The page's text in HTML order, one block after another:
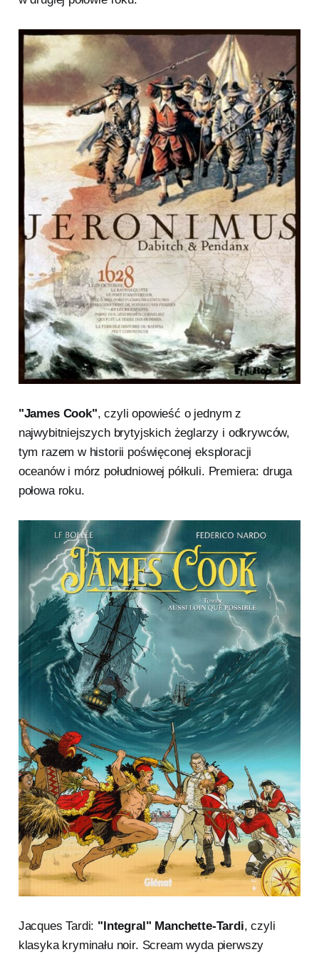
"James Cook", czyli opowieść o jednym z
najwybitniejszych brytyjskich żeglarzy i odkrywców,
tym razem w historii poświęconej eksploracji
oceanów i mórz południowej półkuli. Premiera: druga
połowa roku.
Jacques Tardi: "Integral" Manchette-Tardi, czyli
klasyka kryminału noir. Scream wyda pierwszy